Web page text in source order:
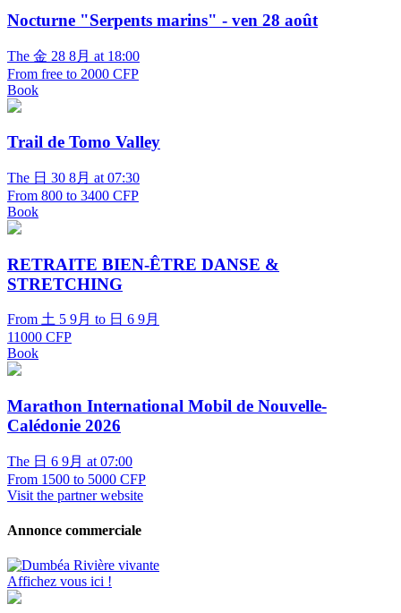
Nocturne "Serpents marins" - ven 28 août
The 金 28 8月 at 18:00
From free to 2000 CFP
Book
Trail de Tomo Valley
The 日 30 8月 at 07:30
From 800 to 3400 CFP
Book
RETRAITE BIEN-ÊTRE DANSE &
STRETCHING
From 土 5 9月 to 日 6 9月
11000 CFP
Book
Marathon International Mobil de Nouvelle-
Calédonie 2026
The 日 6 9月 at 07:00
From 1500 to 5000 CFP
Visit the partner website
Annonce commerciale
Affichez vous ici !